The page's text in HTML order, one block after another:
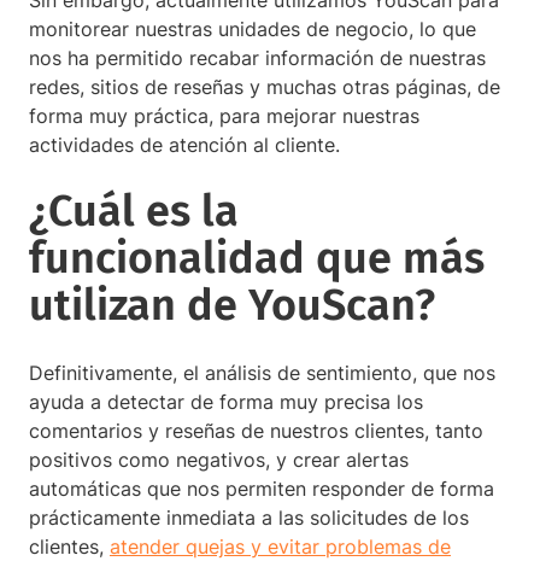
monitorear nuestras unidades de negocio, lo que
nos ha permitido recabar información de nuestras
redes, sitios de reseñas y muchas otras páginas, de
forma muy práctica, para mejorar nuestras
actividades de atención al cliente.
¿Cuál es la
funcionalidad que más
utilizan de YouScan?
Definitivamente, el análisis de sentimiento, que nos
ayuda a detectar de forma muy precisa los
comentarios y reseñas de nuestros clientes, tanto
positivos como negativos, y crear alertas
automáticas que nos permiten responder de forma
prácticamente inmediata a las solicitudes de los
clientes, atender quejas y evitar problemas de